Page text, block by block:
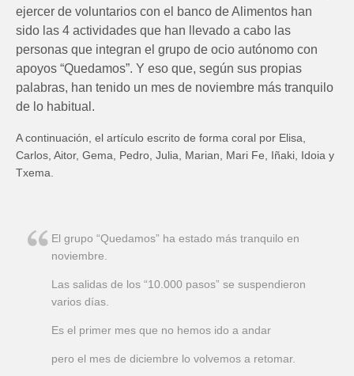
ejercer de voluntarios con el banco de Alimentos han
sido las 4 actividades que han llevado a cabo las
personas que integran el grupo de ocio autónomo con
apoyos “Quedamos”. Y eso que, según sus propias
palabras, han tenido un mes de noviembre más tranquilo
de lo habitual.
A continuación, el artículo escrito de forma coral por Elisa,
Carlos, Aitor, Gema, Pedro, Julia, Marian, Mari Fe, Iñaki, Idoia y
Txema.
El grupo “Quedamos” ha estado más tranquilo en
noviembre.
Las salidas de los “10.000 pasos” se suspendieron
varios días.
Es el primer mes que no hemos ido a andar
pero el mes de diciembre lo volvemos a retomar.